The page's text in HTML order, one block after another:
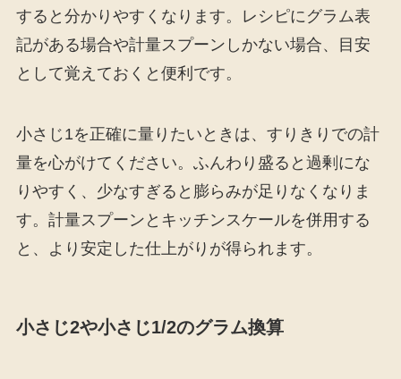
すると分かりやすくなります。レシピにグラム表
記がある場合や計量スプーンしかない場合、目安
として覚えておくと便利です。
小さじ1を正確に量りたいときは、すりきりでの計
量を心がけてください。ふんわり盛ると過剰にな
りやすく、少なすぎると膨らみが足りなくなりま
す。計量スプーンとキッチンスケールを併用する
と、より安定した仕上がりが得られます。
小さじ2や小さじ1/2のグラム換算